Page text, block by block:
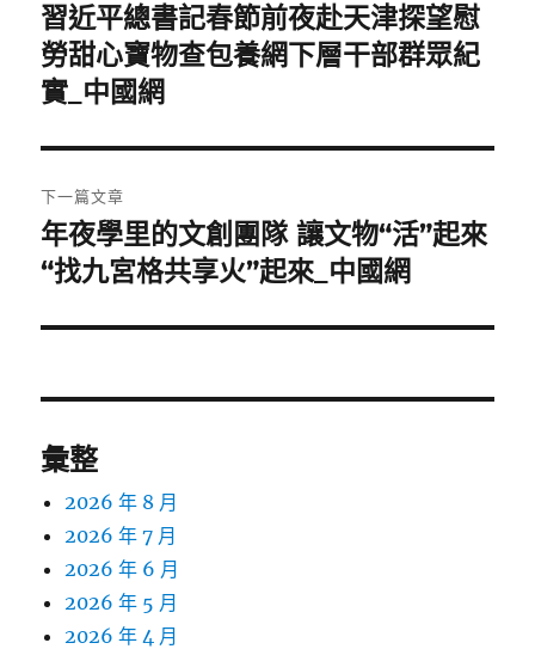
導
覽
一
篇
文
章:
習近平總書記春節前夜赴天津探望慰
勞甜心寶物查包養網下層干部群眾紀
實_中國網
下一篇文章
下
一
文
年夜學里的文創團隊 讓文物“活”起來
“找九宮格共享火”起來_中國網
彙整
2026 年 8 月
2026 年 7 月
2026 年 6 月
2026 年 5 月
2026 年 4 月